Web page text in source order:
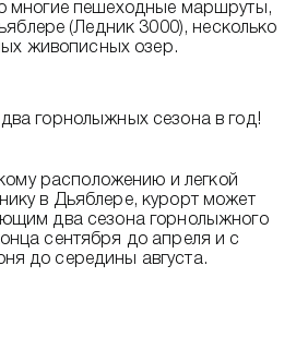
многие пешеходные маршруты,
(Ледник 3000), несколько
живописных озер.
горнолыжных сезона в год!
расположению и легкой
в Дьяблере, курорт может
два сезона горнолыжного
сентября до апреля и с
до середины августа.